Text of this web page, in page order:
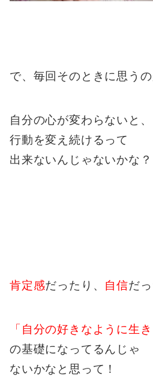
で、毎回そのときに思うの
自分の心が変わらないと、
行動を変え続けるって
出来ないんじゃないかな？
肯定感だったり、 自信だっ
「自分の好きなように生き
の基礎になってるんじゃ
ないかなと思って！